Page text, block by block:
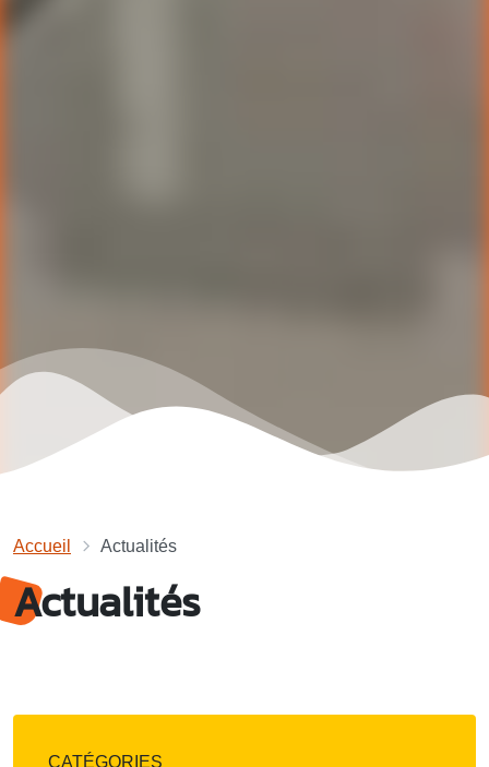
Accueil Actualités
Actualités
CATÉGORIES